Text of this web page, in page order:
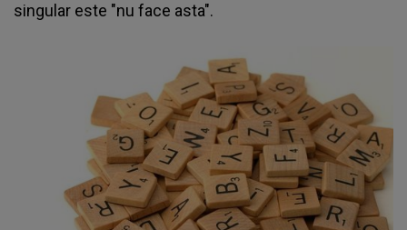
singular este "nu face asta".